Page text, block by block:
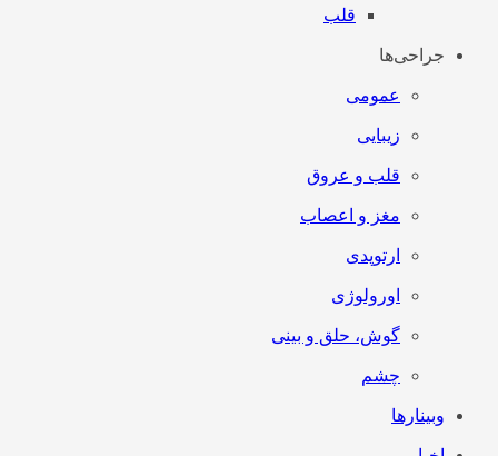
قلب
جراحی‌ها
عمومی
زیبایی
قلب و عروق
مغز و اعصاب
ارتوپدی
اورولوژی
گوش، حلق و بینی
چشم
وبینارها